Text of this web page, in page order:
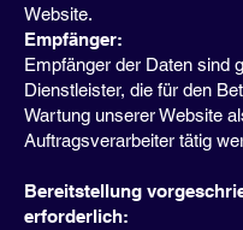
Website.
Empfänger:
Empfänger der Daten sind
Dienstleister, die für den
Wartung unserer Website
Auftragsverarbeiter tätig
Bereitstellung
erforderlich: